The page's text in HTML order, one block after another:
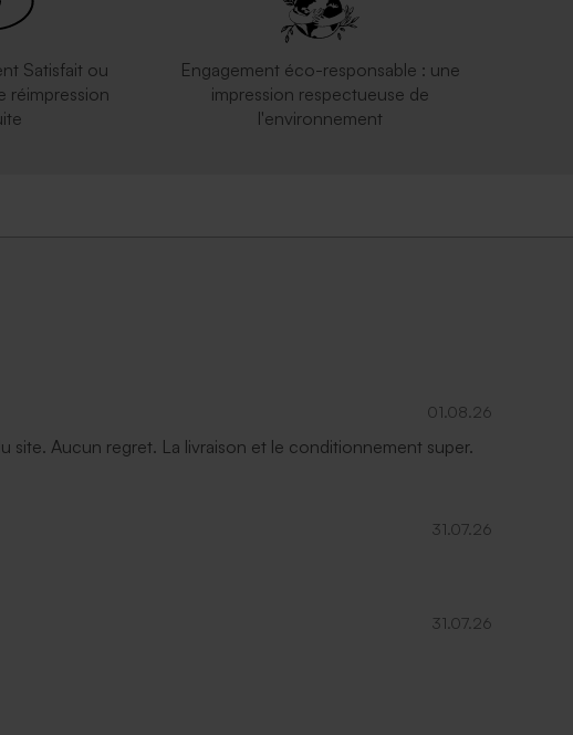
Satisfait ou
réimpression
Engagement éco-responsable : une
impression respectueuse de
l'environnement
01.08.26
site. Aucun regret. La livraison et le conditionnement super.
31.07.26
31.07.26